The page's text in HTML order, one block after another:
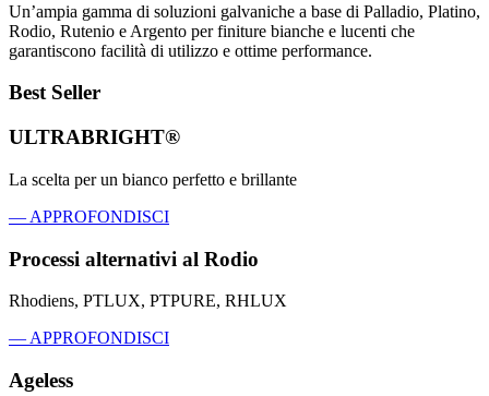
Un’ampia gamma di soluzioni galvaniche a base di Palladio, Platino,
Rodio, Rutenio e Argento per finiture bianche e lucenti che
garantiscono facilità di utilizzo e ottime performance.
Best Seller
ULTRABRIGHT®
La scelta per un bianco perfetto e brillante
— APPROFONDISCI
Processi alternativi al Rodio
Rhodiens, PTLUX, PTPURE, RHLUX
— APPROFONDISCI
Ageless